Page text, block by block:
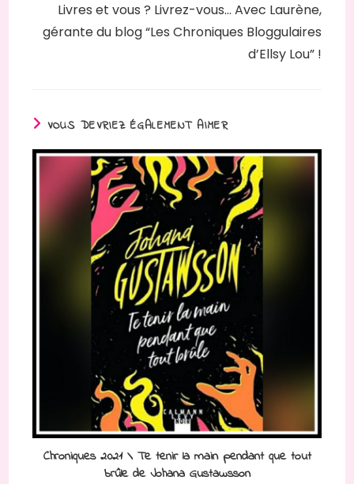
Livres et vous ? Livrez-vous… Avec Laurène,
gérante du blog “Les Chroniques Bloggulaires
d’Ellsy Lou” !
VOUS DEVRIEZ ÉGALEMENT AIMER
Chroniques 2021 \ Te tenir la main pendant que tout
brûle de Johana Gustawsson